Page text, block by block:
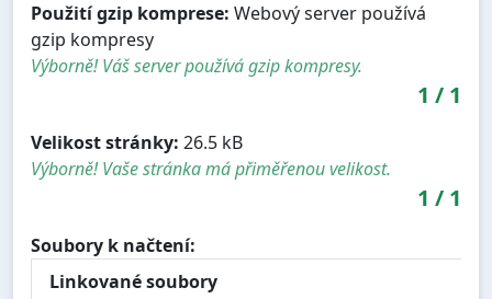
Použití gzip komprese: Webový server používá
gzip kompresy
Výborně! Váš server používá gzip kompresy.
1 / 1
Velikost stránky: 26.5 kB
Výborně! Vaše stránka má přiměřenou velikost.
1 / 1
Soubory k načtení:
Linkované soubory